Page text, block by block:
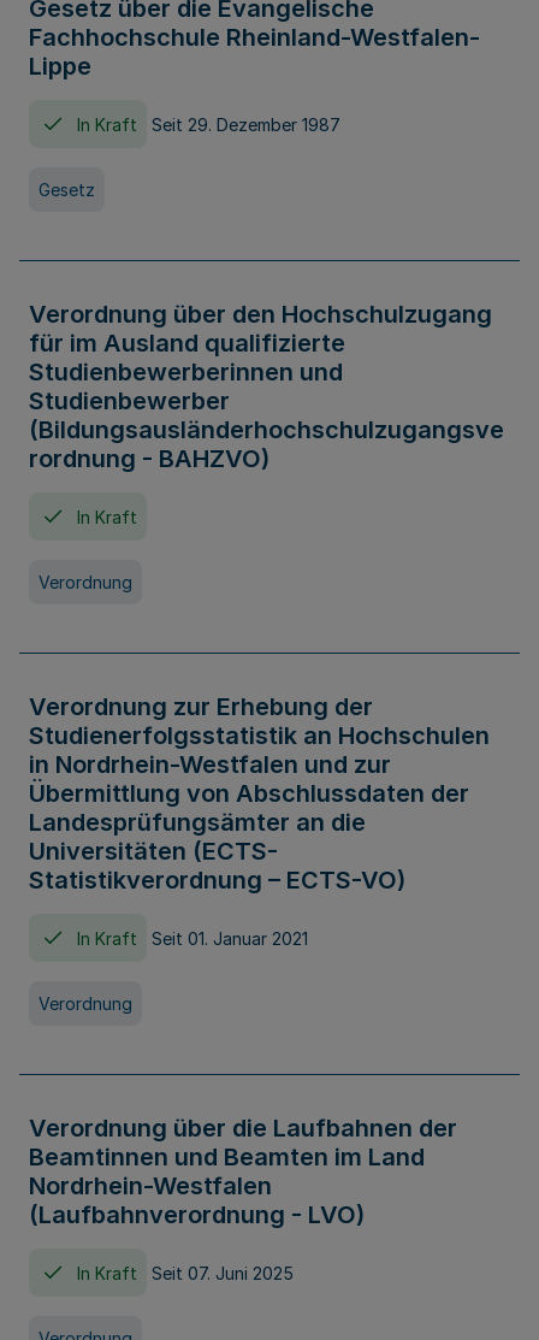
Gesetz über die Evangelische
Fachhochschule Rheinland-Westfalen-
Lippe
In Kraft Seit 29. Dezember 1987
Gesetz
Verordnung über den Hochschulzugang
für im Ausland qualifizierte
Studienbewerberinnen und
Studienbewerber
(Bildungsausländerhochschulzugangsve
rordnung - BAHZVO)
In Kraft
Verordnung
Verordnung zur Erhebung der
Studienerfolgsstatistik an Hochschulen
in Nordrhein-Westfalen und zur
Übermittlung von Abschlussdaten der
Landesprüfungsämter an die
Universitäten (ECTS-
Statistikverordnung – ECTS-VO)
In Kraft Seit 01. Januar 2021
Verordnung
Verordnung über die Laufbahnen der
Beamtinnen und Beamten im Land
Nordrhein-Westfalen
(Laufbahnverordnung - LVO)
In Kraft Seit 07. Juni 2025